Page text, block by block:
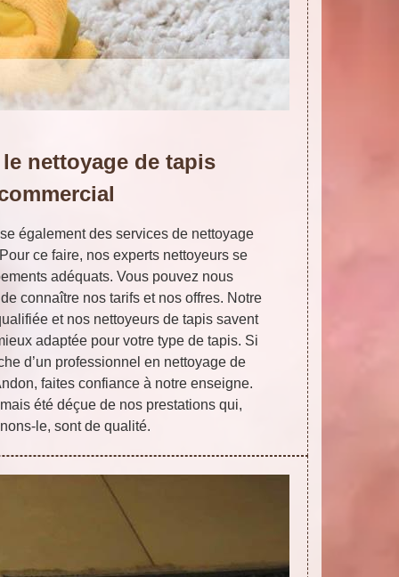
nettoyage de tapis
également des services de nettoyage
ce faire, nos experts nettoyeurs se
adéquats. Vous pouvez nous
connaître nos tarifs et nos offres. Notre
et nos nettoyeurs de tapis savent
adaptée pour votre type de tapis. Si
d’un professionnel en nettoyage de
faites confiance à notre enseigne.
été déçue de nos prestations qui,
le, sont de qualité.